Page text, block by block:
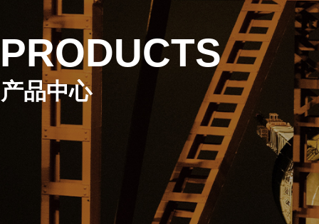
PRODUCTS
产品中心